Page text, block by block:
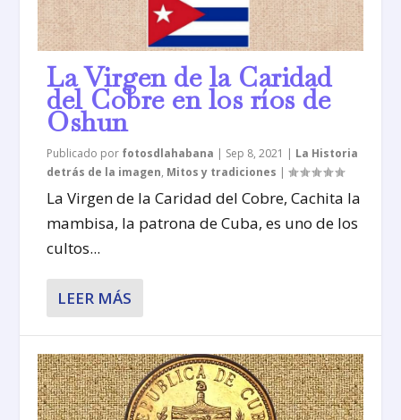
La Virgen de la Caridad
del Cobre en los ríos de
Oshun
Publicado por fotosdlahabana | Sep 8, 2021 | La Historia
detrás de la imagen, Mitos y tradiciones |
La Virgen de la Caridad del Cobre, Cachita la
mambisa, la patrona de Cuba, es uno de los
cultos...
LEER MÁS